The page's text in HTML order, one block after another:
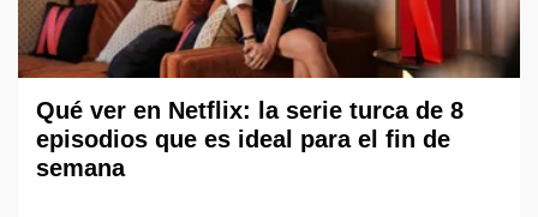
Qué ver en Netflix: la serie turca de 8
episodios que es ideal para el fin de
semana